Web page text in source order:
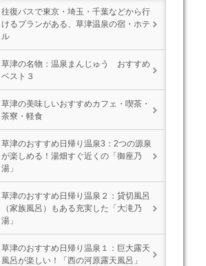
往復バスで東京・埼玉・千葉などから行
けるプランがある、草津温泉の宿・ホテ
ル
草津の名物：温泉まんじゅう おすすめ
ベスト３
草津の美味しいおすすめカフェ・喫茶・
茶寮・軽食
草津のおすすめ日帰り温泉3：2つの源泉
が楽しめる！湯畑すぐ近くの「御座乃
湯」
草津のおすすめ日帰り温泉２：貸切風呂
（家族風呂）もある充実した「大滝乃
湯」
草津のおすすめ日帰り温泉１：巨大露天
風呂が楽しい！「西の河原露天風呂」